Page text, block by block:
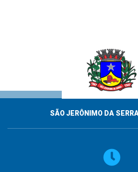
SÃO JERÔNIMO DA